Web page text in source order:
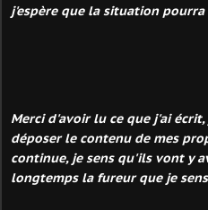
j'espère que la situation
Merci d'avoir lu ce que j'ai
déposer le contenu de mes
continue, je sens qu'ils vont y
longtemps la fureur que je